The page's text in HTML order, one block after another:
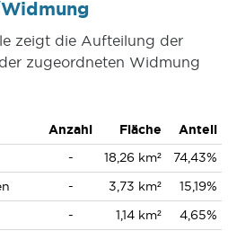
zeigt die Aufteilung der
zugeordneten Widmung
Anzahl Fläche
Anteil
- 18,26 km²
74,43%
- 3,73 km²
15,19%
- 1,14 km² 4,65%